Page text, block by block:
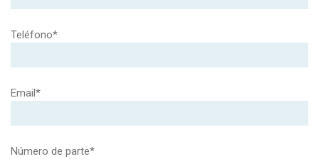
Teléfono*
Email*
Número de parte*